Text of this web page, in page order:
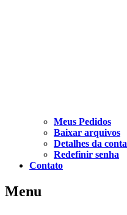
Meus Pedidos
Baixar arquivos
Detalhes da conta
Redefinir senha
Contato
Menu